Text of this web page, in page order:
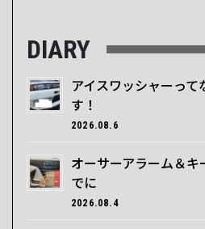
DIARY
アイスワッシャーっ
す！
2026.08.6
オーサーアラーム＆
でに
2026.08.4